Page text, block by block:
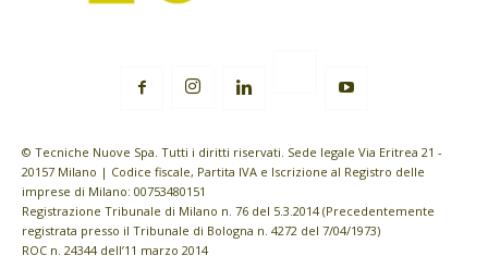
© Tecniche Nuove Spa. Tutti i diritti riservati. Sede legale Via Eritrea 21 -
20157 Milano | Codice fiscale, Partita IVA e Iscrizione al Registro delle
imprese di Milano: 00753480151
Registrazione Tribunale di Milano n. 76 del 5.3.2014 (Precedentemente
registrata presso il Tribunale di Bologna n. 4272 del 7/04/1973)
ROC n. 24344 dell’11 marzo 2014